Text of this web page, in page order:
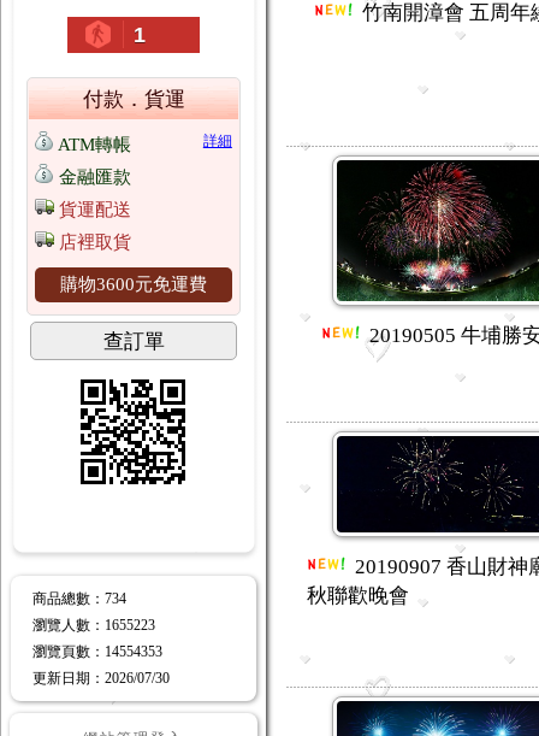
1
付款．貨運
詳細
ATM轉帳
金融匯款
貨運配送
店裡取貨
購物3600元免運費
查訂單
商品總數 ：734
瀏覽人數 ： 1655223
瀏覽頁數 ： 14554353
更新日期 ：2026/07/30
竹南開漳會 五周年
20190505 牛埔勝
20190907 香山財神
秋聯歡晚會